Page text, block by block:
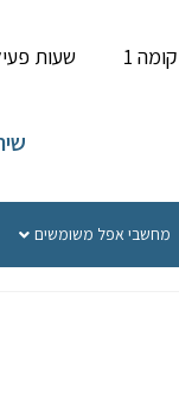
שעות פעילות: א' - ה'
מחשבי אפל משומשים